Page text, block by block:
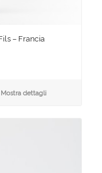
– Francia
Mostra dettagli